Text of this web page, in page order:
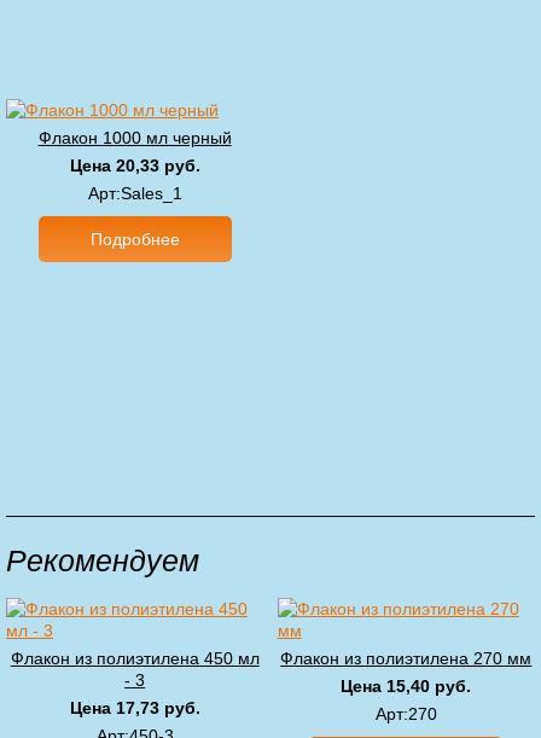
Флакон 1000 мл черный
Цена 20,33 руб.
Арт:Sales_1
Подробнее
Рекомендуем
Флакон из полиэтилена 450 мл
- 3
Цена 17,73 руб.
Флакон из полиэтилена 270 мм
Цена 15,40 руб.
Арт:270